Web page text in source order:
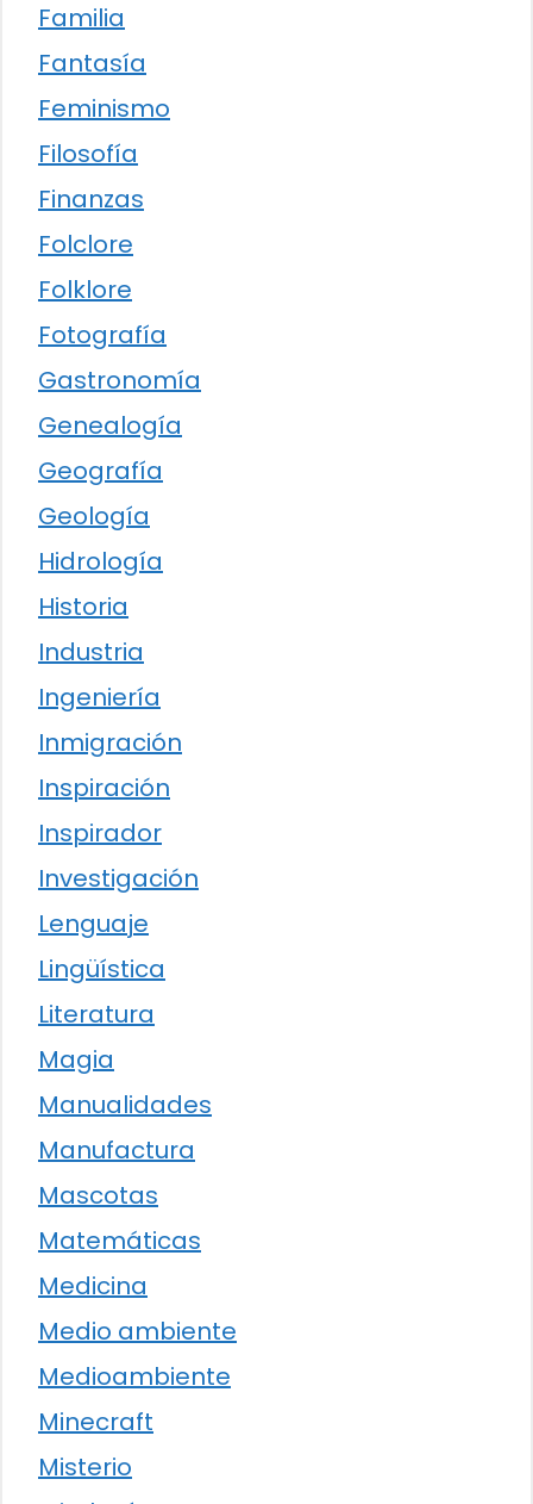
Familia
Fantasía
Feminismo
Filosofía
Finanzas
Folclore
Folklore
Fotografía
Gastronomía
Genealogía
Geografía
Geología
Hidrología
Historia
Industria
Ingeniería
Inmigración
Inspiración
Inspirador
Investigación
Lenguaje
Lingüística
Literatura
Magia
Manualidades
Manufactura
Mascotas
Matemáticas
Medicina
Medio ambiente
Medioambiente
Minecraft
Misterio